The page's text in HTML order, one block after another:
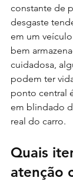
constante de
desgaste
em um
bem
cuidadosa,
podem ter
ponto central
em blindado
real do carro.
Quais
atenção